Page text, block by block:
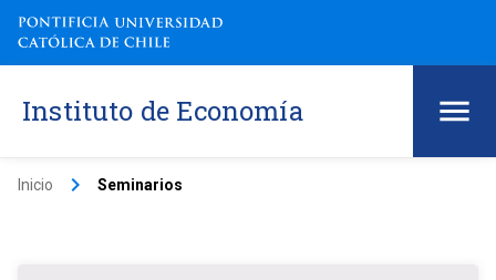
Instituto de Economía
Inicio keyboard_arrow_right Seminarios